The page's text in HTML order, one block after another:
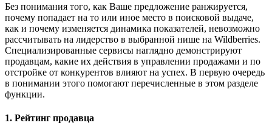
Без понимания того, как Ваше предложение ранжируется,
почему попадает на то или иное место в поисковой выдаче,
как и почему изменяется динамика показателей, невозможно
рассчитывать на лидерство в выбранной нише на Wildberries.
Специализированные сервисы наглядно демонстрируют
продавцам, какие их действия в управлении продажами и по
отстройке от конкурентов влияют на успех. В первую очередь
в понимании этого помогают перечисленные в этом разделе
функции.
1. Рейтинг продавца